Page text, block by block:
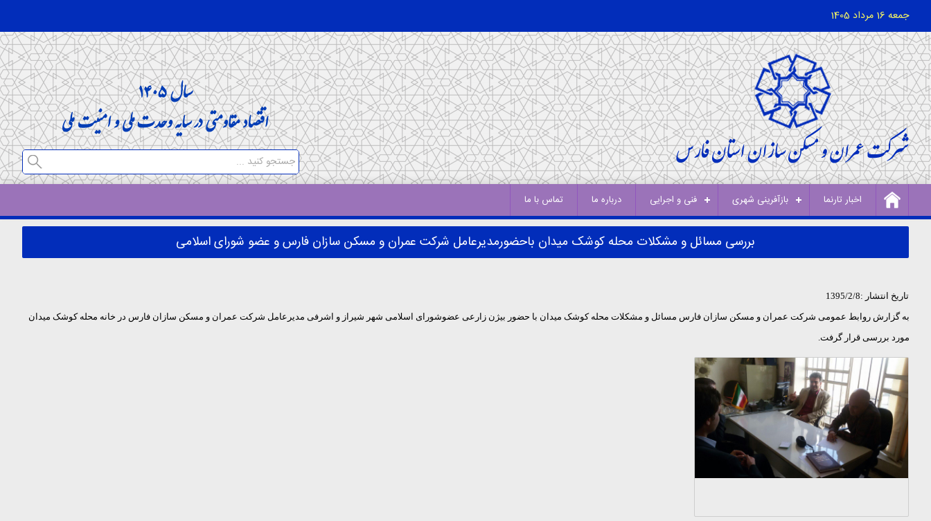
جمعه 16 مرداد 1405
اخبار تارنما بازآفرینی شهری فنی و اجرایی درباره ما تماس با ما
بررسی مسائل و مشکلات محله کوشک میدان باحضورمدیرعامل شرکت عمران و مسکن سازان فارس و عضو شورای اسلامی
تاریخ انتشار :1395/2/8
به گزارش روابط عمومی شرکت عمران و مسکن سازان فارس مسائل و مشکلات محله کوشک میدان با حضور بیژن زارعی عضوشورای اسلامی شهر شیراز و اشرفی مدیرعامل شرکت عمران و مسکن سازان فارس در خانه محله کوشک میدان
مورد بررسی قرار گرفت.